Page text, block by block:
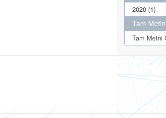
2020 (1)
Tam
Tam Metni